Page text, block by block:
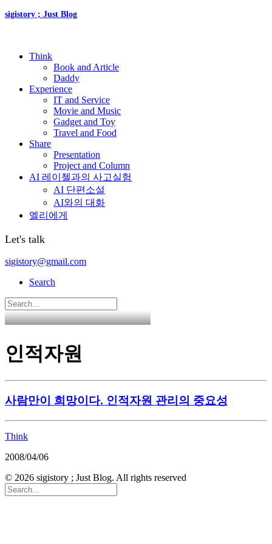
sigistory ; Just Blog
Think
Book and Article
Daddy
Experience
IT and Service
Movie and Music
Gadget and Toy
Travel and Food
Share
Presentation
Project and Column
AI 레이첼과의 사고실험
AI 단편소설
AI와의 대화
엘리에게
Let's talk
sigistory@gmail.com
Search
인적자원
사람만이 희망이다. 인적자원 관리의 중요성
Think
2008/04/06
© 2026 sigistory ; Just Blog. All rights reserved